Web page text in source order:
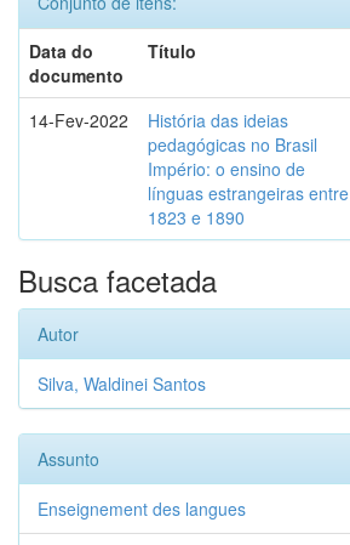
Data do
documento
Título
14-Fev-2022
História das ideias
pedagógicas no Brasil
Império: o ensino de
línguas estrangeiras entre
1823 e 1890
Busca facetada
Autor
Silva, Waldinei Santos
Assunto
Enseignement des langues